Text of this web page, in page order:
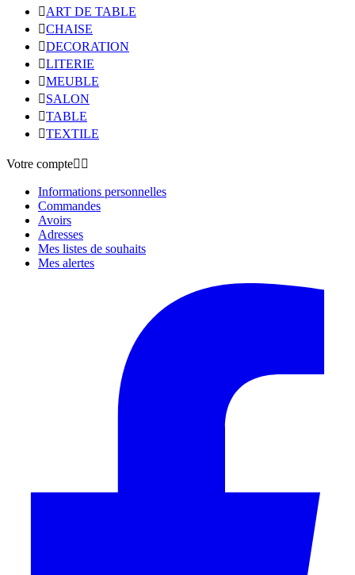
ART DE TABLE
CHAISE
DECORATION
LITERIE
MEUBLE
SALON
TABLE
TEXTILE
Votre compte 
Informations personnelles
Commandes
Avoirs
Adresses
Mes listes de souhaits
Mes alertes